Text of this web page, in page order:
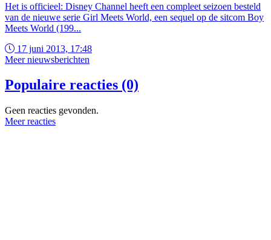
Het is officieel: Disney Channel heeft een compleet seizoen besteld
van de nieuwe serie Girl Meets World, een sequel op de sitcom Boy
Meets World (199...
17 juni 2013, 17:48
Meer nieuwsberichten
Populaire reacties (0)
Geen reacties gevonden.
Meer reacties